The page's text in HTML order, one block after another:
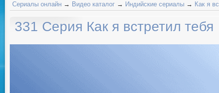
Сериалы онлайн → Видео каталог → Индийские сериалы → Как я
331 Серия Как я встретил тебя